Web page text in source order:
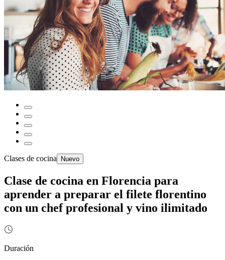
Clases de cocina Nuevo
Clase de cocina en Florencia para
aprender a preparar el filete florentino
con un chef profesional y vino ilimitado
Duración